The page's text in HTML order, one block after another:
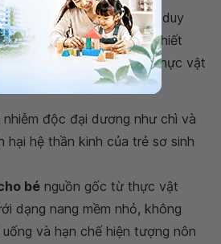
là nguồn cung cấp DHA duy
viên uống DHA cho bé chiết
của DHA nguồn gốc thực vật
độc đại dương như chì và
hại hệ thần kinh của trẻ sơ sinh
bé nguồn gốc từ thực vật
dạng nang mềm nhỏ, không
và hạn chế hiện tượng nôn